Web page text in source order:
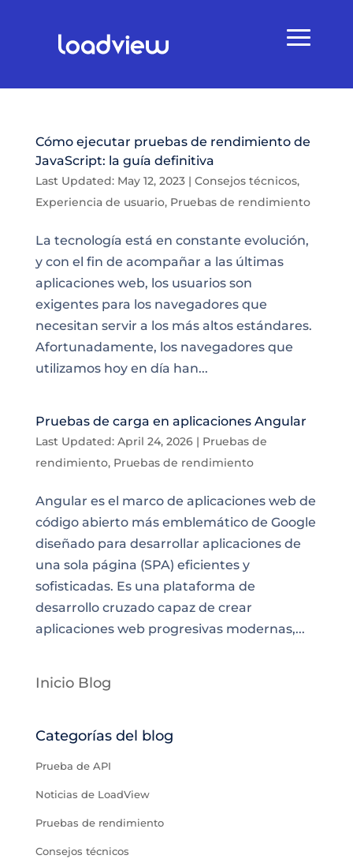
Cómo ejecutar pruebas de rendimiento de
JavaScript: la guía definitiva
Last Updated: May 12, 2023| Consejos técnicos,
Experiencia de usuario, Pruebas de rendimiento
La tecnología está en constante evolución,
y con el fin de acompañar a las últimas
aplicaciones web, los usuarios son
exigentes para los navegadores que
necesitan servir a los más altos estándares.
Afortunadamente, los navegadores que
utilizamos hoy en día han...
Pruebas de carga en aplicaciones Angular
Last Updated: April 24, 2026| Pruebas de
rendimiento, Pruebas de rendimiento
Angular es el marco de aplicaciones web de
código abierto más emblemático de Google
diseñado para desarrollar aplicaciones de
una sola página (SPA) eficientes y
sofisticadas. Es una plataforma de
desarrollo cruzado capaz de crear
aplicaciones web progresivas modernas,...
Inicio Blog
Categorías del blog
Prueba de API
Noticias de LoadView
Pruebas de rendimiento
Consejos técnicos